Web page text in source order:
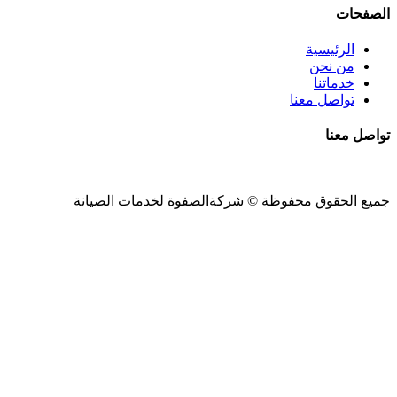
الصفحات
الرئيسية
من نحن
خدماتنا
تواصل معنا
تواصل معنا
جميع الحقوق محفوظة © شركةالصفوة لخدمات الصيانة